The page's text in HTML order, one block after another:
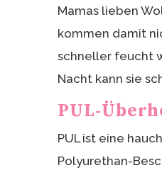
Mamas lieben
kommen damit
schneller feucht
Nacht kann sie
PUL-
PUL ist eine
Polyurethan-